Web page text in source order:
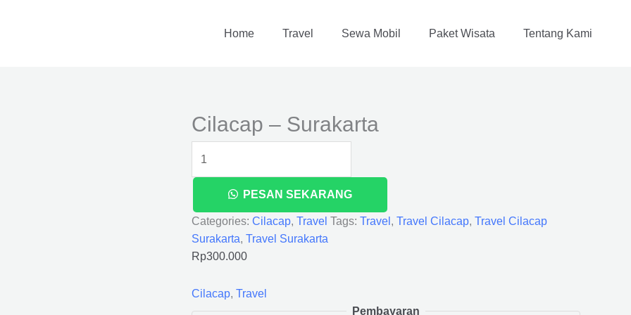
Home Travel Sewa Mobil Paket Wisata Tentang Kami
Cilacap – Surakarta
PESAN SEKARANG
Categories: Cilacap, Travel Tags: Travel , Travel Cilacap, Travel Cilacap
Surakarta, Travel Surakarta
Rp300.000
Cilacap, Travel
Pembayaran